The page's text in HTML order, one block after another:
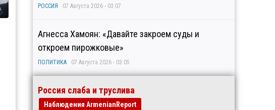
РОССИЯ 07 Августа 2026 - 03:07
Агнесса Хамоян: «Давайте закроем суды и
откроем пирожковые»
ПОЛИТИКА 07 Августа 2026 - 03:05
Россия слаба и труслива
Наблюдения ArmenianReport